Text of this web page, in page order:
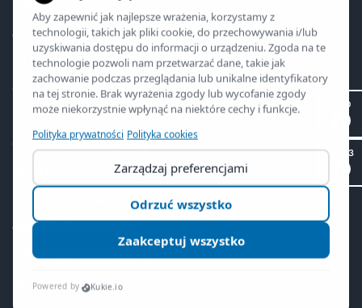
Biblioteka online
e-legitymacja
mLegitymacja
Obiady
Ubezpieczenia
Gabinet dentystyczny
ePUAP eDoręczenia
Deklaracja dostępności
Mapa witryny
II LO
SP 53